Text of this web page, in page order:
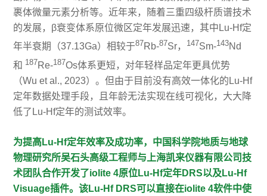
裹体微量元素分析等。近年来，随着三重四级杆质谱技术
的发展，β衰变体系原位微区定年发展迅速，其中Lu-Hf定
年半衰期（37.13Ga）相较于87Rb-87Sr， 147Sm-143Nd
和 187Re-187Os体系更短，对年轻样品定年更具优势
（Wu et al., 2023）。但由于目前没有高效一体化的Lu-Hf
定年数据处理手段，且年龄无法实现在线可视化，大大降
低了Lu-Hf定年的测试效率。
为提高Lu-Hf定年效率及成功率，中国科学院地质与地球
物理研究所吴石头高级工程师与上海凯来仪器有限公司技
术团队合作开发了iolite 4原位Lu-Hf定年DRS以及Lu-Hf
Visuage插件。该Lu-Hf DRS可以直接在iolite 4软件中使